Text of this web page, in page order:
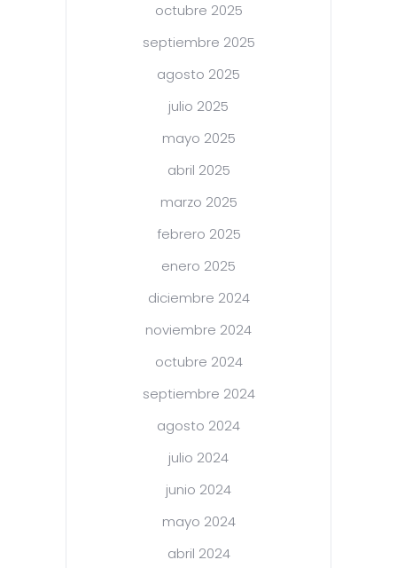
octubre 2025
septiembre 2025
agosto 2025
julio 2025
mayo 2025
abril 2025
marzo 2025
febrero 2025
enero 2025
diciembre 2024
noviembre 2024
octubre 2024
septiembre 2024
agosto 2024
julio 2024
junio 2024
mayo 2024
abril 2024